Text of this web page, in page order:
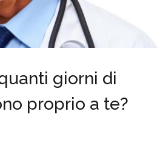
giorni di
proprio a te?